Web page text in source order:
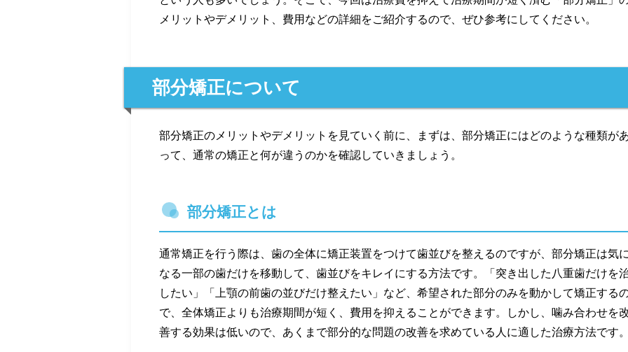
メリットやデメリット、費用などの詳細をご紹介するので、ぜひ参考にしてください。
部分矯正について
部分矯正のメリットやデメリットを見ていく前に、まずは、部分矯正にはどのような種類が
って、通常の矯正と何が違うのかを確認していきましょう。
部分矯正とは
通常矯正を行う際は、歯の全体に矯正装置をつけて歯並びを整えるのですが、部分矯正は気に
なる一部の歯だけを移動して、歯並びをキレイにする方法です。「突き出した八重歯だけを
したい」「上顎の前歯の並びだけ整えたい」など、希望された部分のみを動かして矯正する
で、全体矯正よりも治療期間が短く、費用を抑えることができます。しかし、噛み合わせを
善する効果は低いので、あくまで部分的な問題の改善を求めている人に適した治療方法です。